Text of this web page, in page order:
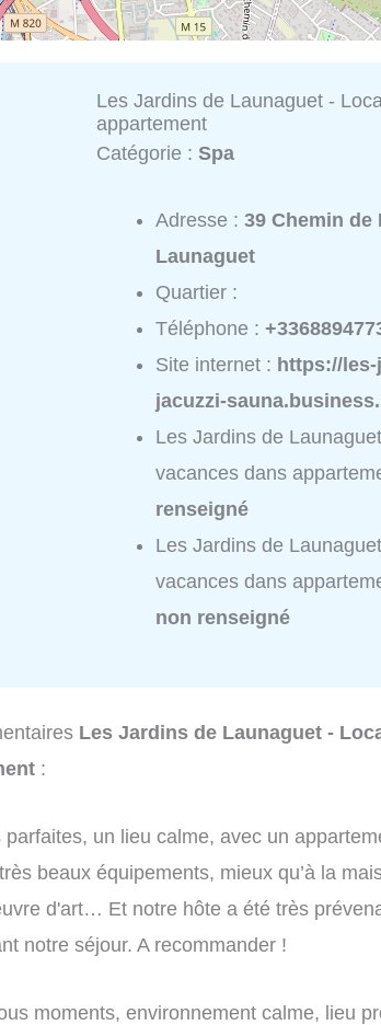
Les Jardins de Launaguet -
appartement
Catégorie :Spa
Adresse :39 Chemin de
Launaguet
Quartier :
Téléphone :
Site internet : https://
jacuzzi-
Les Jardins de
vacances dans
renseigné
Les Jardins de
vacances dans
non renseigné
Les Jardins de Launaguet -
:
un lieu calme, avec un
beaux équipements, mieux qu’à la
d'art… Et notre hôte a été très
notre séjour. A recommander !
moments, environnement calme, lieu